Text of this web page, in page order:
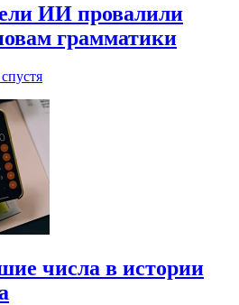
ИИ провалили
грамматики
числа в истории